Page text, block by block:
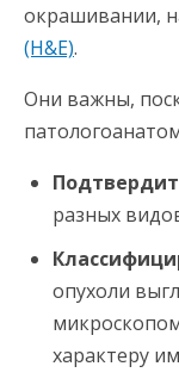
окрашивании,
(H&E).
Они важны,
разных
опухоли
характеру